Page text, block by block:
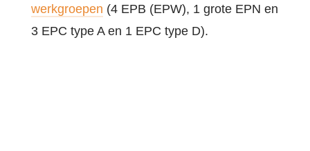
werkgroepen (4 EPB (EPW), 1 grote EPN en
3 EPC type A en 1 EPC type D).